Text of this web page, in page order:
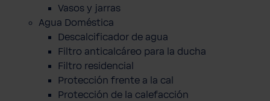
Vasos y jarras
Agua Doméstica
Descalcificador de agua
Filtro anticalcáreo para la ducha
Filtro residencial
Protección frente a la cal
Protección de la calefacción